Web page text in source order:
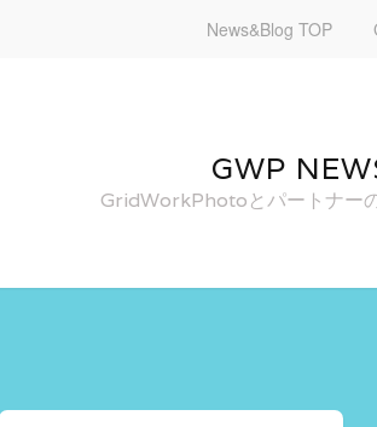
News&Blog TOP
GWP
GridWorkPhotoとパートナー